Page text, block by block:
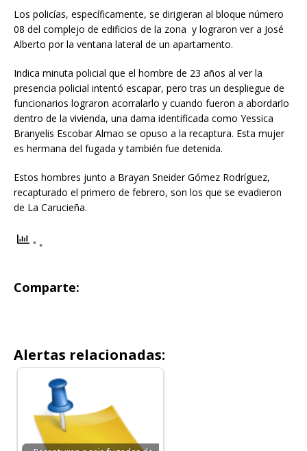
Los policías, específicamente, se dirigieran al bloque número
08 del complejo de edificios de la zona y lograron ver a José
Alberto por la ventana lateral de un apartamento.
Indica minuta policial que el hombre de 23 años al ver la
presencia policial intentó escapar, pero tras un despliegue de
funcionarios lograron acorralarlo y cuando fueron a abordarlo
dentro de la vivienda, una dama identificada como Yessica
Branyelis Escobar Almao se opuso a la recaptura. Esta mujer
es hermana del fugada y también fue detenida.
Estos hombres junto a Brayan Sneider Gómez Rodríguez,
recapturado el primero de febrero, son los que se evadieron
de La Carucieña.
Comparte:
Alertas relacionadas: